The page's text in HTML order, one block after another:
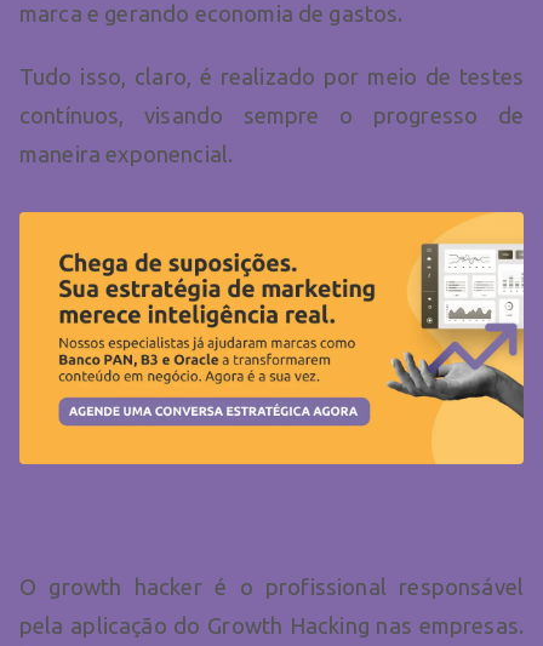
marca e gerando economia de gastos.
Tudo isso, claro, é realizado por meio de testes
contínuos, visando sempre o progresso de
maneira exponencial.
O growth hacker é o profissional responsável
pela aplicação do Growth Hacking nas empresas.